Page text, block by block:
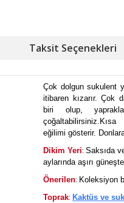
Taksit Seçenekleri
Çok dolgun sukulent
itibaren kızarır. Çok
biri olup,
eğilimi gösterir. Donlara
Dikim Yeri: Saksıda
aylarında aşırı
Önerilen: Koleksiyon
Toprak: Kaktüs ve